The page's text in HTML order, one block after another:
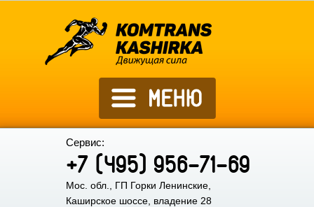
Сервис:
+7 (495) 956-71-69
Мос. обл., ГП Горки Ленинские,
Каширское шоссе, владение 28